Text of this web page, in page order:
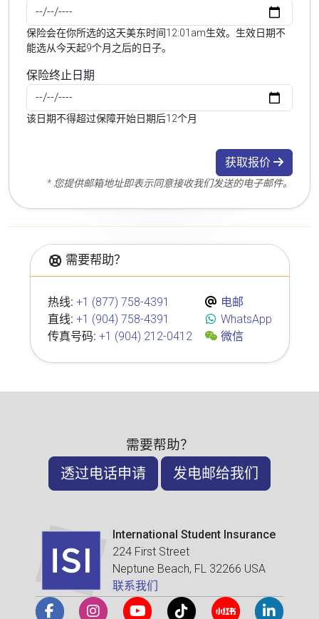
保险会在你所选的这天美东时间12:01am生效。生效日期不
能选从今天起9个月之后的日子。
保险终止日期
该日期不得超过保障开始日期后12个月
获取报价
* 您提供邮箱地址即表示同意接收我们发送的电子邮件。
需要帮助？
热线: +1 (877) 758-4391
直线: +1 (904) 758-4391
传真号码: +1 (904) 212-0412
电邮
WhatsApp
微信
需要帮助？
透过电话申请 发电邮给我们
International Student Insurance
224 First Street
Neptune Beach, FL 32266 USA
联系我们